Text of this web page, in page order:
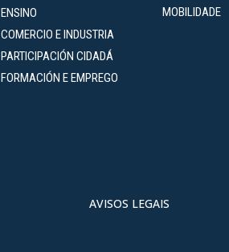
ENSINO
COMERCIO E INDUSTRIA
PARTICIPACIÓN CIDADÁ
FORMACIÓN E EMPREGO
MOBILIDADE
AVISOS LEGAIS